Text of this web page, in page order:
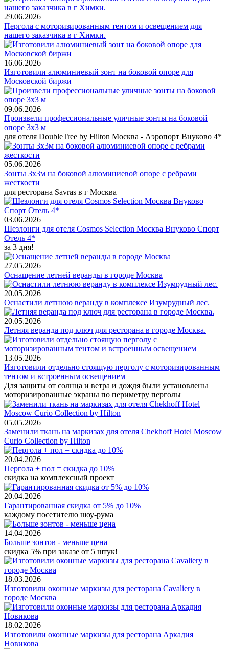
29.06.2026
Пергола с моторизированным тентом и освещением для
нашего заказчика в г Химки.
16.06.2026
Изготовили алюминиевый зонт на боковой опоре для
Московской биржи
09.06.2026
Произвели профессиональные уличные зонты на боковой
опоре 3х3 м
для отеля DoubleTree by Hilton Москва - Аэропорт Внуково 4*
05.06.2026
Зонты 3х3м на боковой алюминиевой опоре с ребрами
жесткости
для ресторана Savras в г Москва
03.06.2026
Шезлонги для отеля Cosmos Selection Москва Внуково Спорт
Отель 4*
за 3 дня!
27.05.2026
Оснащение летней веранды в городе Москва
20.05.2026
Оснастили летнюю веранду в комплексе Изумрудный лес.
20.05.2026
Летняя веранда под ключ для ресторана в городе Москва.
13.05.2026
Изготовили отдельно стоящую перголу с моторизированным
тентом и встроенным освещением
Для защиты от солнца и ветра и дождя были установлены
моторизированные экраны по периметру перголы
05.05.2026
Заменили ткань на маркизах для отеля Chekhoff Hotel Moscow
Curio Collection by Hilton
20.04.2026
Пергола + пол = скидка до 10%
скидка на комплексный проект
20.04.2026
Гарантированная скидка от 5% до 10%
каждому посетителю шоу-рума
14.04.2026
Больше зонтов - меньше цена
скидка 5% при заказе от 5 штук!
18.03.2026
Изготовили оконные маркизы для ресторана Cavaliery в
городе Москва
18.02.2026
Изготовили оконные маркизы для ресторана Аркадия
Новикова